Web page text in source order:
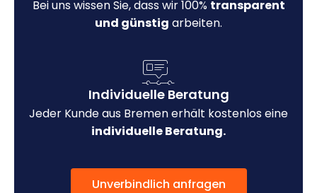
Bei uns wissen Sie, dass wir 100% transparent
und günstig arbeiten.
Individuelle Beratung
Jeder Kunde aus Bremen erhält kostenlos eine
individuelle Beratung.
Unverbindlich anfragen